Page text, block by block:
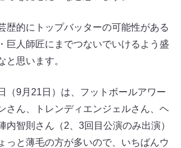
歴的にトップバッターの可能性がある
巨人師匠にまでつないでいけるよう盛
と思います。
（9月21日）は、フットボールアワー
さん、トレンディエンジェルさん、ヘ
内智則さん（2、3回目公演のみ出演）
っと薄毛の方が多いので、いちばんウ